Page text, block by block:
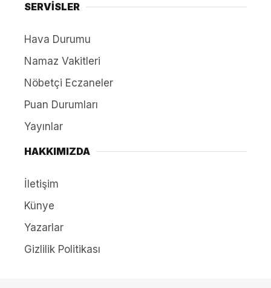
SERVİSLER
Hava Durumu
Namaz Vakitleri
Nöbetçi Eczaneler
Puan Durumları
Yayınlar
HAKKIMIZDA
İletişim
Künye
Yazarlar
Gizlilik Politikası